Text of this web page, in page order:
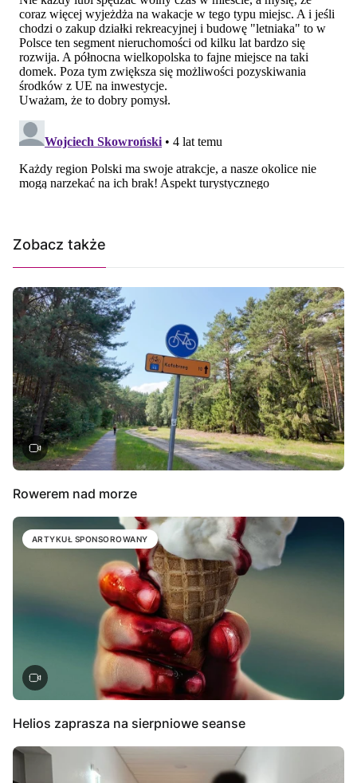
Zobacz także
Rowerem nad morze
ARTYKUŁ SPONSOROWANY
Helios zaprasza na sierpniowe seanse